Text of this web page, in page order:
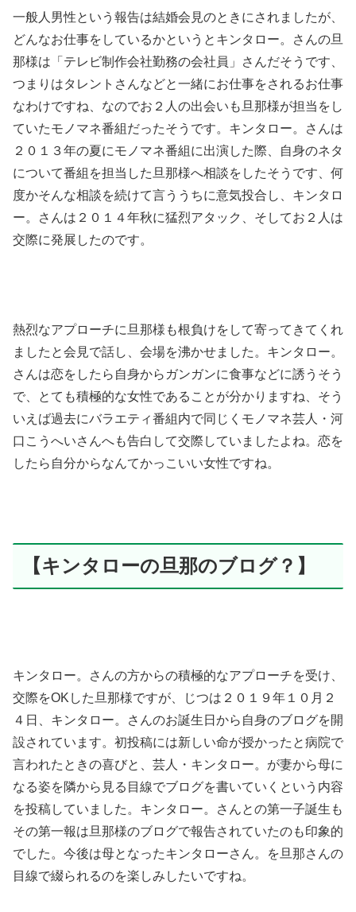
一般人男性という報告は結婚会見のときにされましたが、
どんなお仕事をしているかというとキンタロー。さんの旦
那様は「テレビ制作会社勤務の会社員」さんだそうです、
つまりはタレントさんなどと一緒にお仕事をされるお仕事
なわけですね、なのでお２人の出会いも旦那様が担当をし
ていたモノマネ番組だったそうです。キンタロー。さんは
２０１３年の夏にモノマネ番組に出演した際、自身のネタ
について番組を担当した旦那様へ相談をしたそうです、何
度かそんな相談を続けて言ううちに意気投合し、キンタロ
ー。さんは２０１４年秋に猛烈アタック、そしてお２人は
交際に発展したのです。
熱烈なアプローチに旦那様も根負けをして寄ってきてくれ
ましたと会見で話し、会場を沸かせました。キンタロー。
さんは恋をしたら自身からガンガンに食事などに誘うそう
で、とても積極的な女性であることが分かりますね、そう
いえば過去にバラエティ番組内で同じくモノマネ芸人・河
口こうへいさんへも告白して交際していましたよね。恋を
したら自分からなんてかっこいい女性ですね。
【キンタローの旦那のブログ？】
キンタロー。さんの方からの積極的なアプローチを受け、
交際をOKした旦那様ですが、じつは２０１９年１０月２
４日、キンタロー。さんのお誕生日から自身のブログを開
設されています。初投稿には新しい命が授かったと病院で
言われたときの喜びと、芸人・キンタロー。が妻から母に
なる姿を隣から見る目線でブログを書いていくという内容
を投稿していました。キンタロー。さんとの第一子誕生も
その第一報は旦那様のブログで報告されていたのも印象的
でした。今後は母となったキンタローさん。を旦那さんの
目線で綴られるのを楽しみしたいですね。